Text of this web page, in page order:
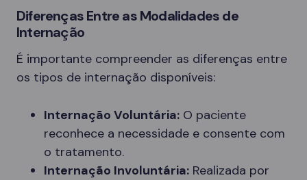
Diferenças Entre as Modalidades de
Internação
É importante compreender as diferenças entre
os tipos de internação disponíveis:
Internação Voluntária: O paciente
reconhece a necessidade e consente com
o tratamento.
Internação Involuntária: Realizada por